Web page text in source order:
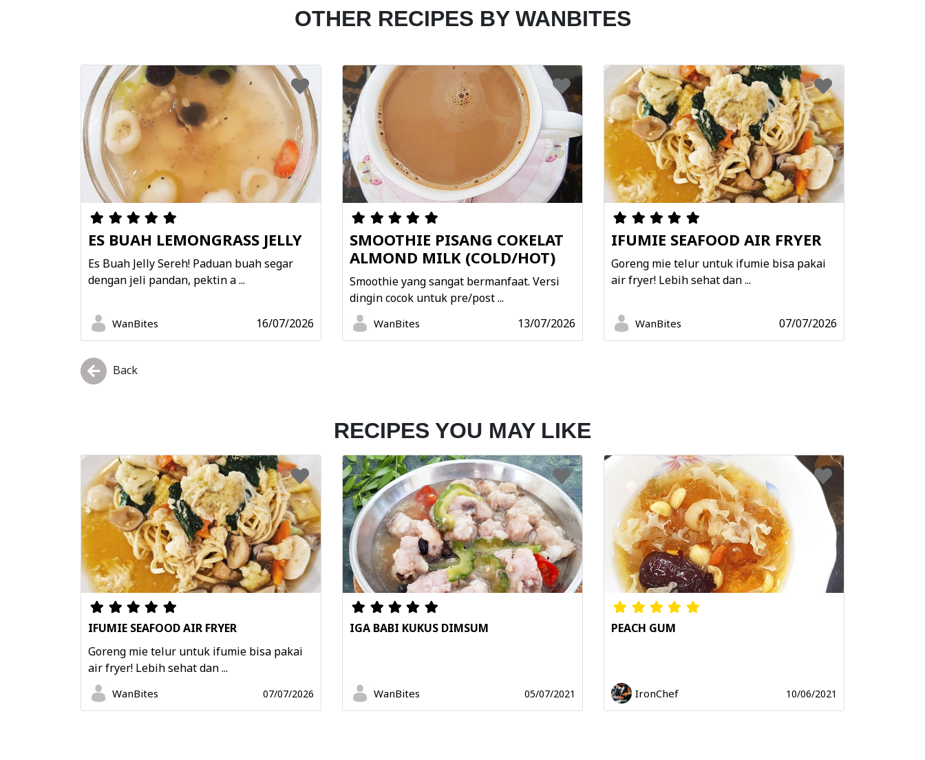
ayam. Masak hingga mendidih. Tiris ayam dan buang airnya.
angco dan masak selama 2 jam.
Lalu, masukkan goji berry dan garam. Koreksi rasa dan sajikan.
Share Print Bookmark
OTHER RECIPES BY WANBITES
ES BUAH LEMONGRASS JELLY
Es Buah Jelly Sereh! Paduan buah segar
dengan jeli pandan, pektin a ...
WanBites 16/07/2026
SMOOTHIE PISANG COKELAT
ALMOND MILK (COLD/HOT)
Smoothie yang sangat bermanfaat. Versi
dingin cocok untuk pre/post ...
WanBites 13/07/2026
IFUMIE SEAFOOD AIR FRYER
Goreng mie telur untuk ifumie bisa pakai
air fryer! Lebih sehat dan ...
WanBites 07/07/2026
Back
RECIPES YOU MAY LIKE
IFUMIE SEAFOOD AIR FRYER
Goreng mie telur untuk ifumie bisa pakai
air fryer! Lebih sehat dan ...
WanBites 07/07/2026
IGA BABI KUKUS DIMSUM
WanBites 05/07/2021
PEACH GUM
IronChef 10/06/2021